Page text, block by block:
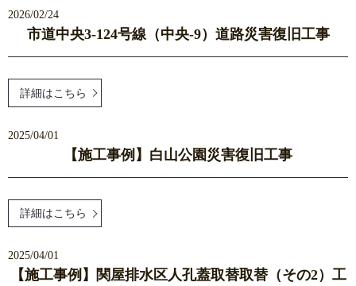
2026/02/24
市道中央3-124号線（中央-9）道路災害復旧工事
詳細はこちら
2025/04/01
【施工事例】白山公園災害復旧工事
詳細はこちら
2025/04/01
【施工事例】関屋排水区人孔蓋取替取替（その2）工